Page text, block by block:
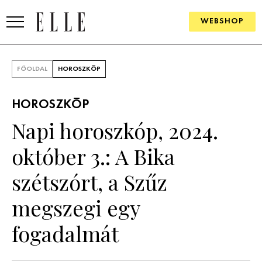
WEBSHOP
SZÉPSÉG
ÉLETMÓD
FŐOLDAL HOROSZKÓP
HOROSZKÓP
Napi horoszkóp, 2024.
október 3.: A Bika
szétszórt, a Szűz
megszegi egy
fogadalmát